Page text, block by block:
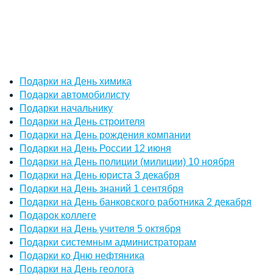
Подарки на День химика
Подарки автомобилисту
Подарки начальнику
Подарки на День строителя
Подарки на День рождения компании
Подарки на День России 12 июня
Подарки на День полиции (милиции) 10 ноября
Подарки на День юриста 3 декабря
Подарки на День знаний 1 сентября
Подарки на День банковского работника 2 декабря
Подарок коллеге
Подарки на День учителя 5 октября
Подарки системным администраторам
Подарки ко Дню нефтяника
Подарки на День геолога